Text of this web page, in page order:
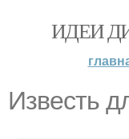
ИДЕИ
Известь